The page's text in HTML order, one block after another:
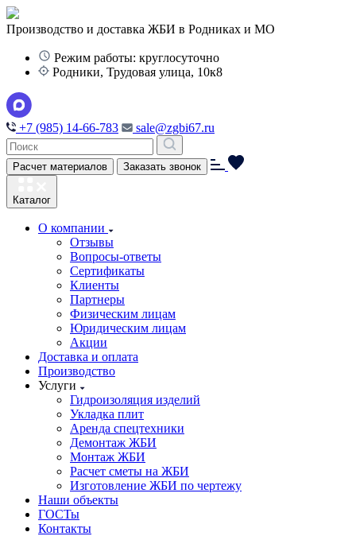
Производство и доставка ЖБИ в Родниках и МО
Режим работы: круглосуточно
Родники, Трудовая улица, 10к8
+7 (985) 14-66-783 sale@zgbi67.ru
Расчет материалов Заказать звонок
Каталог
О компании
Отзывы
Вопросы-ответы
Сертификаты
Клиенты
Партнеры
Физическим лицам
Юридическим лицам
Акции
Доставка и оплата
Производство
Услуги
Гидроизоляция изделий
Укладка плит
Аренда спецтехники
Демонтаж ЖБИ
Монтаж ЖБИ
Расчет сметы на ЖБИ
Изготовление ЖБИ по чертежу
Наши объекты
ГОСТы
Контакты